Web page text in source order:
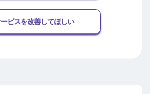
ビスを改善してほしい